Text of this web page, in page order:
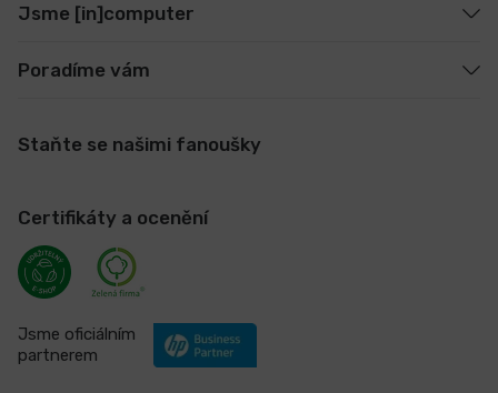
Jsme [in]computer
Poradíme vám
Staňte se našimi fanoušky
Certifikáty a ocenění
Jsme oficiálním
partnerem